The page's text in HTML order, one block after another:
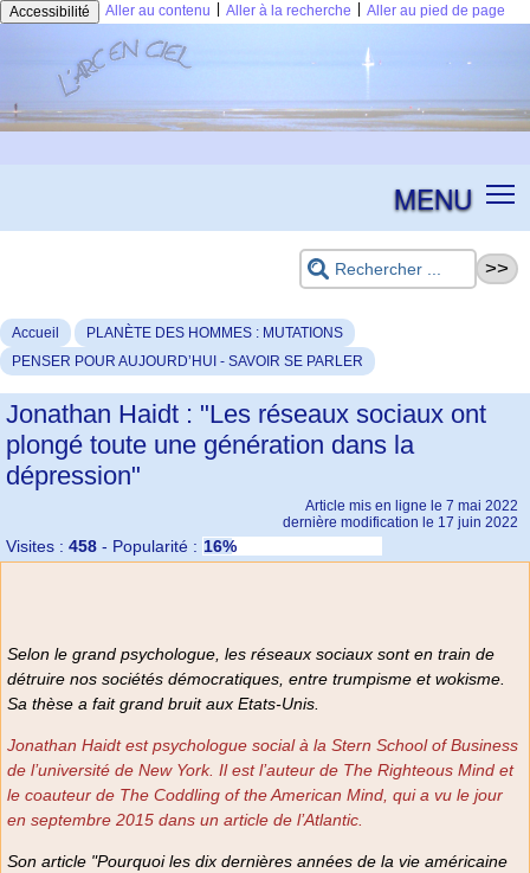
Accessibilité Aller au contenu Aller à la recherche Aller au pied de page
MENU
Accueil
PLANÈTE DES HOMMES : MUTATIONS
PENSER POUR AUJOURD’HUI - SAVOIR SE PARLER
Jonathan Haidt : "Les réseaux sociaux ont
plongé toute une génération dans la
dépression"
Article mis en ligne le 7 mai 2022
dernière modification le 17 juin 2022
Visites : 458 - Popularité : 16%
Selon le grand psychologue, les réseaux sociaux sont en train de
détruire nos sociétés démocratiques, entre trumpisme et wokisme.
Sa thèse a fait grand bruit aux Etats-Unis.
Jonathan Haidt est psychologue social à la Stern School of Business
de l’université de New York. Il est l’auteur de The Righteous Mind et
le coauteur de The Coddling of the American Mind, qui a vu le jour
en septembre 2015 dans un article de l’Atlantic.
Son article "Pourquoi les dix dernières années de la vie américaine